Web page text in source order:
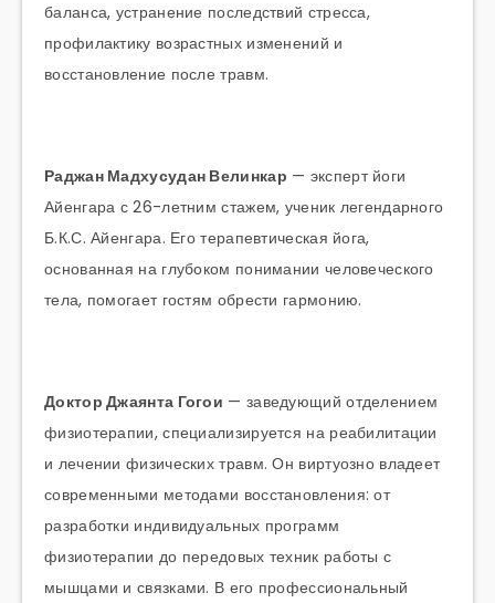
баланса, устранение последствий стресса,
профилактику возрастных изменений и
восстановление после травм.
Раджан Мадхусудан Велинкар — эксперт йоги
Айенгара с 26-летним стажем, ученик легендарного
Б.К.С. Айенгара. Его терапевтическая йога,
основанная на глубоком понимании человеческого
тела, помогает гостям обрести гармонию.
Доктор Джаянта Гогои — заведующий отделением
физиотерапии, специализируется на реабилитации
и лечении физических травм. Он виртуозно владеет
современными методами восстановления: от
разработки индивидуальных программ
физиотерапии до передовых техник работы с
мышцами и связками. В его профессиональный